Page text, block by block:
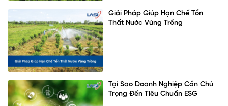
Giải Pháp Giúp Hạn Chế Tổn
Thất Nước Vùng Trồng
Tại Sao Doanh Nghiệp Cần Chú
Trọng Đến Tiêu Chuẩn ESG